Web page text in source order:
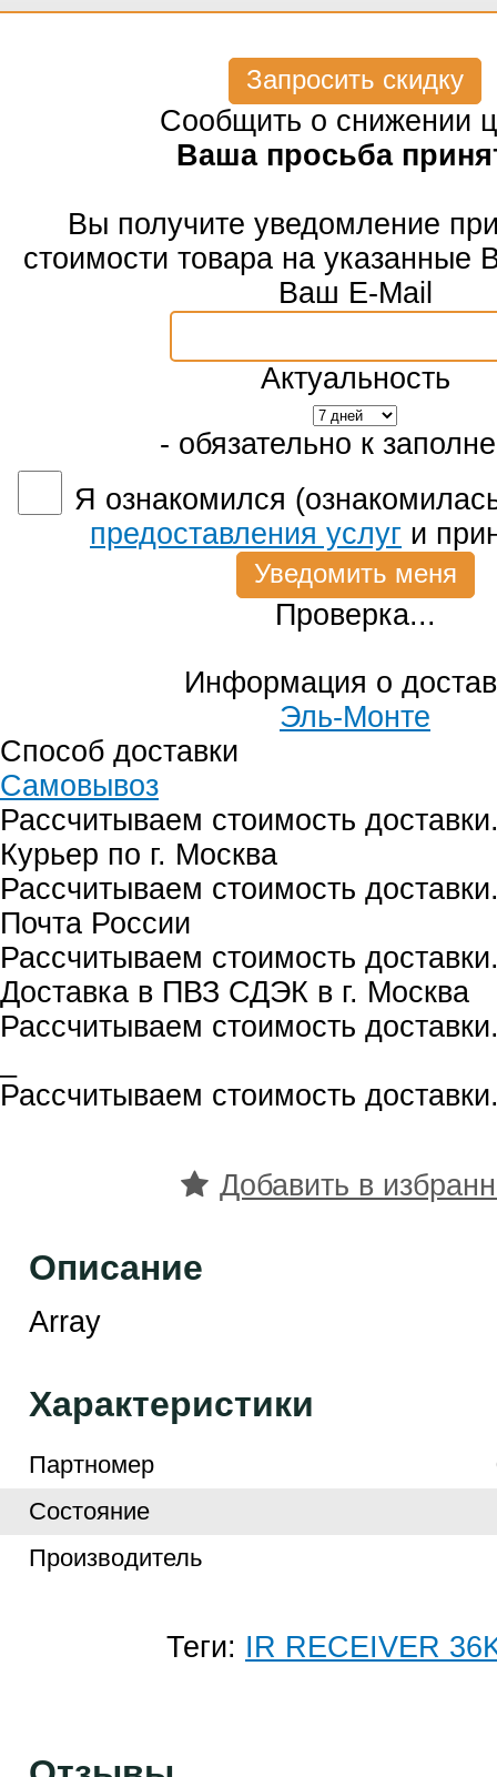
Запросить скидку
Сообщить о снижении
Ваша просьба
Вы получите уведомление
стоимости товара на указанные
Ваш E-Mail
Актуальность
- обязательно к
Я ознакомился
предоставления услуг и
Проверка...
Информация о
Эль-Монте
Способ доставки
Самовывоз
Рассчитываем стоимость
Курьер по г. Москва
Рассчитываем стоимость
Почта России
Рассчитываем стоимость
Доставка в ПВЗ СДЭК в г. Москва
Рассчитываем стоимость
Рассчитываем стоимость
Добавить в
Описание
Array
Характеристики
Партномер
Cостояние
Производитель
Теги: IR RECEIVER